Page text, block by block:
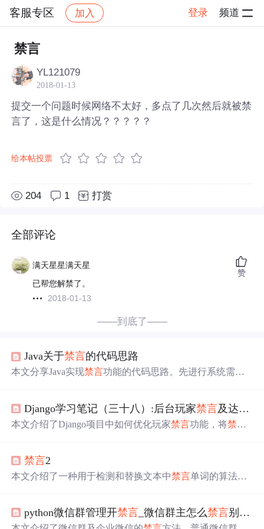
客服专区 加入 登录 频道
社区
禁言
YL121079
2018-01-13
提交一个问题时候网络不太好，多点了几次然后就被禁
言了，这是什么情况？？？？？
给本帖投票
204 1 打赏
全部评论
满天星星满天星
已帮您解禁了。
2018-01-13
赞
——到底了——
Java关于禁言的代码思路
本文分享Java实现禁言功能的代码思路。先进行系统需求
还给出代码示例。此机制可维护社区秩序，提高用户体
验，可按需优化扩展。
Django学习笔记（三十八）:后台玩家禁言及达到
本文介绍了Django项目中如何优化玩家禁言功能，将禁言
作无误，禁言
禁言2
本文介绍了一种用于检测和替换文本中禁言单词的算法。
*”。适用于大规模文本处理，确保文本内容的合规性和安
全性。
python微信群管理开禁言 _微信群主怎么禁言别人？微信群怎么让群员